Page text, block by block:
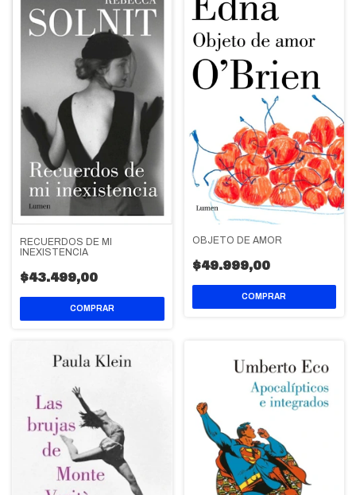
RECUERDOS DE MI
INEXISTENCIA
$43.499,00
OBJETO DE AMOR
$49.999,00